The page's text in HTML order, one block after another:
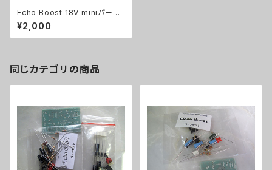
Echo Boost 18V miniパーツ
セット
¥2,000
同じカテゴリの商品